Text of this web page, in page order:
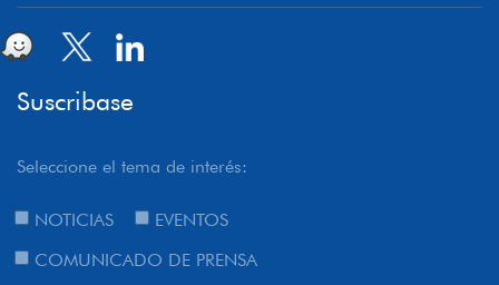
Suscribase
Seleccione el tema de interés:
NOTICIAS
EVENTOS
COMUNICADO DE PRENSA